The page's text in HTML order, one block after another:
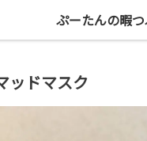
共働き二人暮らしを楽しもう
ッドマスク
ぷーたんの暇